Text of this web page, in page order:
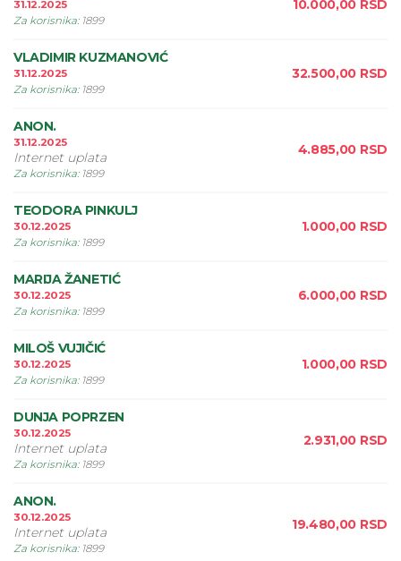
31.12.2025
Za korisnika: 1899
10.000,00 RSD
VLADIMIR KUZMANOVIĆ
31.12.2025
Za korisnika: 1899
32.500,00 RSD
ANON.
31.12.2025
Internet uplata
Za korisnika: 1899
4.885,00 RSD
TEODORA PINKULJ
30.12.2025
Za korisnika: 1899
1.000,00 RSD
MARIJA ŽANETIĆ
30.12.2025
Za korisnika: 1899
6.000,00 RSD
MILOŠ VUJIČIĆ
30.12.2025
Za korisnika: 1899
1.000,00 RSD
DUNJA POPRZEN
30.12.2025
Internet uplata
Za korisnika: 1899
2.931,00 RSD
ANON.
30.12.2025
Internet uplata
Za korisnika: 1899
19.480,00 RSD